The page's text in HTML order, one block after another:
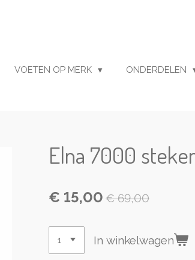
VOETEN OP MERK ONDERDELEN
Elna 7000
€ 15,00 € 69,00
In winkelwagen